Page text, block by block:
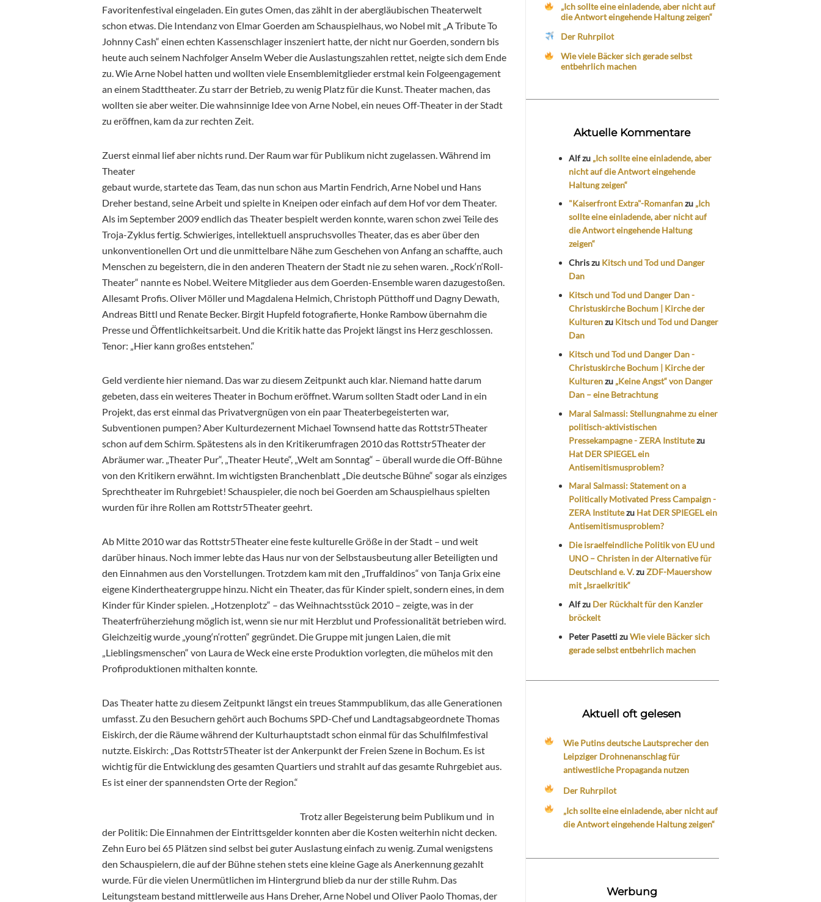
Favoritenfestival eingeladen. Ein gutes Omen, das zählt in der abergläubischen Theaterwelt
schon etwas. Die Intendanz von Elmar Goerden am Schauspielhaus, wo Nobel mit „A Tribute To
Johnny Cash“ einen echten Kassenschlager inszeniert hatte, der nicht nur Goerden, sondern bis
heute auch seinem Nachfolger Anselm Weber die Auslastungszahlen rettet, neigte sich dem Ende
zu. Wie Arne Nobel hatten und wollten viele Ensemblemitglieder erstmal kein Folgeengagement
an einem Stadttheater. Zu starr der Betrieb, zu wenig Platz für die Kunst. Theater machen, das
wollten sie aber weiter. Die wahnsinnige Idee von Arne Nobel, ein neues Off-Theater in der Stadt
zu eröffnen, kam da zur rechten Zeit.
Zuerst einmal lief aber nichts rund. Der Raum war für Publikum nicht zugelassen. Während im
Theater
gebaut wurde, startete das Team, das nun schon aus Martin Fendrich, Arne Nobel und Hans
Dreher bestand, seine Arbeit und spielte in Kneipen oder einfach auf dem Hof vor dem Theater.
Als im September 2009 endlich das Theater bespielt werden konnte, waren schon zwei Teile des
Troja-Zyklus fertig. Schwieriges, intellektuell anspruchsvolles Theater, das es aber über den
unkonventionellen Ort und die unmittelbare Nähe zum Geschehen von Anfang an schaffte, auch
Menschen zu begeistern, die in den anderen Theatern der Stadt nie zu sehen waren. „Rock‘n‘Roll-
Theater“ nannte es Nobel. Weitere Mitglieder aus dem Goerden-Ensemble waren dazugestoßen.
Allesamt Profis. Oliver Möller und Magdalena Helmich, Christoph Pütthoff und Dagny Dewath,
Andreas Bittl und Renate Becker. Birgit Hupfeld fotografierte, Honke Rambow übernahm die
Presse und Öffentlichkeitsarbeit. Und die Kritik hatte das Projekt längst ins Herz geschlossen.
Tenor: „Hier kann großes entstehen.“
Geld verdiente hier niemand. Das war zu diesem Zeitpunkt auch klar. Niemand hatte darum
gebeten, dass ein weiteres Theater in Bochum eröffnet. Warum sollten Stadt oder Land in ein
Projekt, das erst einmal das Privatvergnügen von ein paar Theaterbegeisterten war,
Subventionen pumpen? Aber Kulturdezernent Michael Townsend hatte das Rottstr5Theater
schon auf dem Schirm. Spätestens als in den Kritikerumfragen 2010 das Rottstr5Theater der
Abräumer war. „Theater Pur“, „Theater Heute“, „Welt am Sonntag“ – überall wurde die Off-Bühne
von den Kritikern erwähnt. Im wichtigsten Branchenblatt „Die deutsche Bühne“ sogar als einziges
Sprechtheater im Ruhrgebiet! Schauspieler, die noch bei Goerden am Schauspielhaus spielten
wurden für ihre Rollen am Rottstr5Theater geehrt.
Ab Mitte 2010 war das Rottstr5Theater eine feste kulturelle Größe in der Stadt – und weit
darüber hinaus. Noch immer lebte das Haus nur von der Selbstausbeutung aller Beteiligten und
den Einnahmen aus den Vorstellungen. Trotzdem kam mit den „Truffaldinos“ von Tanja Grix eine
eigene Kindertheatergruppe hinzu. Nicht ein Theater, das für Kinder spielt, sondern eines, in dem
Kinder für Kinder spielen. „Hotzenplotz“ – das Weihnachtsstück 2010 – zeigte, was in der
Theaterfrüherziehung möglich ist, wenn sie nur mit Herzblut und Professionalität betrieben wird.
Gleichzeitig wurde „young‘n‘rotten“ gegründet. Die Gruppe mit jungen Laien, die mit
„Lieblingsmenschen“ von Laura de Weck eine erste Produktion vorlegten, die mühelos mit den
Profiproduktionen mithalten konnte.
Das Theater hatte zu diesem Zeitpunkt längst ein treues Stammpublikum, das alle Generationen
umfasst. Zu den Besuchern gehört auch Bochums SPD-Chef und Landtagsabgeordnete Thomas
Eiskirch, der die Räume während der Kulturhauptstadt schon einmal für das Schulfilmfestival
nutzte. Eiskirch: „Das Rottstr5Theater ist der Ankerpunkt der Freien Szene in Bochum. Es ist
wichtig für die Entwicklung des gesamten Quartiers und strahlt auf das gesamte Ruhrgebiet aus.
Es ist einer der spannendsten Orte der Region.“
Trotz aller Begeisterung beim Publikum und in
der Politik: Die Einnahmen der Eintrittsgelder konnten aber die Kosten weiterhin nicht decken.
Zehn Euro bei 65 Plätzen sind selbst bei guter Auslastung einfach zu wenig. Zumal wenigstens
den Schauspielern, die auf der Bühne stehen stets eine kleine Gage als Anerkennung gezahlt
wurde. Für die vielen Unermütlichen im Hintergrund blieb da nur der stille Ruhm. Das
Leitungsteam bestand mittlerweile aus Hans Dreher, Arne Nobel und Oliver Paolo Thomas, der
„Ich sollte eine einladende, aber nicht auf
die Antwort eingehende Haltung zeigen“
Der Ruhrpilot
Wie viele Bäcker sich gerade selbst
entbehrlich machen
Aktuelle Kommentare
Alfzu „Ich sollte eine einladende, aber
nicht auf die Antwort eingehende
Haltung zeigen“
"Kaiserfront Extra"-Romanfanzu „Ich
sollte eine einladende, aber nicht auf
die Antwort eingehende Haltung
zeigen“
Chriszu Kitsch und Tod und Danger
Dan
Kitsch und Tod und Danger Dan -
Christuskirche Bochum | Kirche der
Kulturenzu Kitsch und Tod und Danger
Dan
Kitsch und Tod und Danger Dan -
Christuskirche Bochum | Kirche der
Kulturenzu „Keine Angst“ von Danger
Dan – eine Betrachtung
Maral Salmassi: Stellungnahme zu einer
politisch-aktivistischen
Pressekampagne - ZERA Institutezu
Hat DER SPIEGEL ein
Antisemitismusproblem?
Maral Salmassi: Statement on a
Politically Motivated Press Campaign -
ZERA Institutezu Hat DER SPIEGEL ein
Antisemitismusproblem?
Die israelfeindliche Politik von EU und
UNO – Christen in der Alternative für
Deutschland e. V.zuZDF-Mauershow
mit „Israelkritik“
Alfzu Der Rückhalt für den Kanzler
bröckelt
Peter PasettizuWie viele Bäcker sich
gerade selbst entbehrlich machen
Aktuell oft gelesen
Wie Putins deutsche Lautsprecher den
Leipziger Drohnenanschlag für
antiwestliche Propaganda nutzen
Der Ruhrpilot
„Ich sollte eine einladende, aber nicht auf
die Antwort eingehende Haltung zeigen“
Werbung